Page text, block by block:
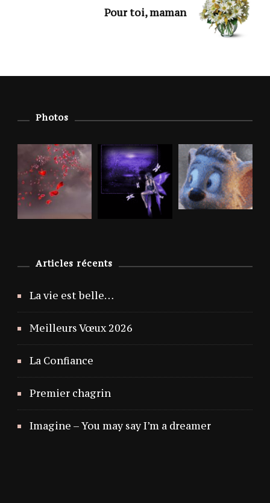
Pour toi, maman
Photos
Articles récents
La vie est belle…
Meilleurs Vœux 2026
La Confiance
Premier chagrin
Imagine – You may say I’m a dreamer